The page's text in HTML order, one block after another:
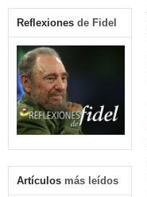
Reflexiones de Fidel
Artículos más leídos